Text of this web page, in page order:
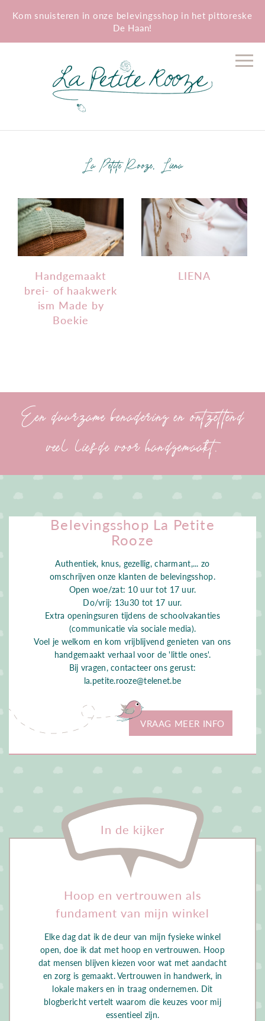
Kom snuisteren in onze belevingsshop in het pittoreske
De Haan!
La Petite Rooze, Liena
Handgemaakt
brei- of haakwerk
ism Made by
Boekie
LIENA
Een duurzame benadering en ontzettend
veel liefde voor handgemaakt.
Belevingsshop La Petite
Rooze
Authentiek, knus, gezellig, charmant,... zo
omschrijven onze klanten de belevingsshop.
Open woe/zat: 10 uur tot 17 uur.
Do/vrij: 13u30 tot 17 uur.
Extra openingsuren tijdens de schoolvakanties
(communicatie via sociale media).
Voel je welkom en kom vrijblijvend genieten van ons
handgemaakt verhaal voor de 'little ones'.
Bij vragen, contacteer ons gerust:
la.petite.rooze@telenet.be
VRAAG MEER INFO
Hoop en vertrouwen als
fundament van mijn winkel
Elke dag dat ik de deur van mijn fysieke winkel
open, doe ik dat met hoop en vertrouwen. Hoop
dat mensen blijven kiezen voor wat met aandacht
en zorg is gemaakt. Vertrouwen in handwerk, in
lokale makers en in traag ondernemen. Dit
blogbericht vertelt waarom die keuzes voor mij
essentieel zijn.
In de kijker